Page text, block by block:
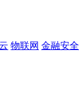
物联网 金融安全